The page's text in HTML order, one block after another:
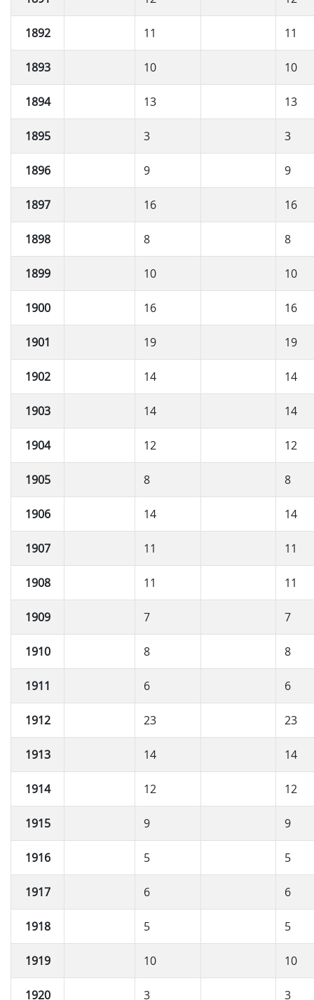
1892 11 11
1893 10 10
1894 13 13
1895 3 3
1896 9 9
1897 16 16
1898 8 8
1899 10 10
1900 16 16
1901 19 19
1902 14 14
1903 14 14
1904 12 12
1905 8 8
1906 14 14
1907 11 11
1908 11 11
1909 7 7
1910 8 8
1911 6 6
1912 23 23
1913 14 14
1914 12 12
1915 9 9
1916 5 5
1917 6 6
1918 5 5
1919 10 10
1920 3 3